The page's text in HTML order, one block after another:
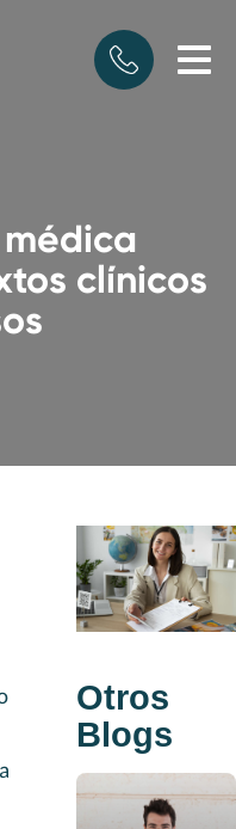
clínicos
Otros
Blogs